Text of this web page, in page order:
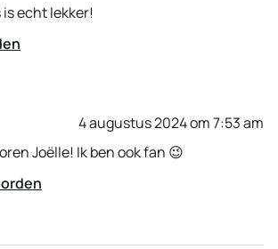
echt lekker!
4 augustus 2024 om 7:53 am
Joëlle! Ik ben ook fan 😉